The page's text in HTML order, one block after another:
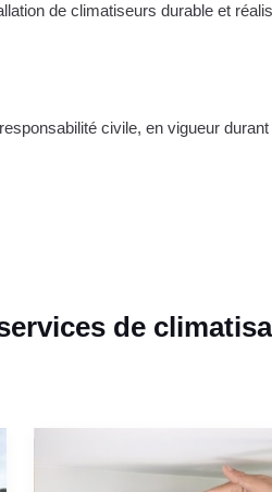
de climatiseurs durable et
civile, en vigueur durant
de